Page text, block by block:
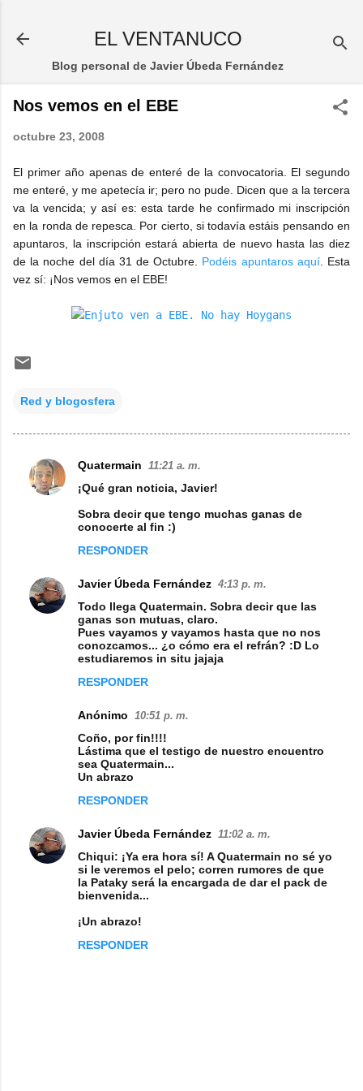
EL VENTANUCO
Blog personal de Javier Úbeda Fernández
Nos vemos en el EBE
octubre 23, 2008
El primer año apenas de enteré de la convocatoria. El segundo
me enteré, y me apetecía ir; pero no pude. Dicen que a la tercera
va la vencida; y así es: esta tarde he confirmado mi inscripción
en la ronda de repesca. Por cierto, si todavía estáis pensando en
apuntaros, la inscripción estará abierta de nuevo hasta las diez
de la noche del día 31 de Octubre. Podéis apuntaros aquí. Esta
vez sí: ¡Nos vemos en el EBE!
Red y blogosfera
C
t
a
Quatermain 11:21 a. m.
¡Qué gran noticia, Javier!
Sobra decir que tengo muchas ganas de
conocerte al fin :)
RESPONDER
Javier Úbeda Fernández 4:13 p. m.
Todo llega Quatermain. Sobra decir que las
ganas son mutuas, claro.
Pues vayamos y vayamos hasta que no nos
conozcamos... ¿o cómo era el refrán? :D Lo
estudiaremos in situ jajaja
RESPONDER
Anónimo 10:51 p. m.
Coño, por fin!!!!
Lástima que el testigo de nuestro encuentro
sea Quatermain...
Un abrazo
RESPONDER
Javier Úbeda Fernández 11:02 a. m.
Chiqui: ¡Ya era hora sí! A Quatermain no sé yo
si le veremos el pelo; corren rumores de que
la Pataky será la encargada de dar el pack de
bienvenida...
¡Un abrazo!
RESPONDER